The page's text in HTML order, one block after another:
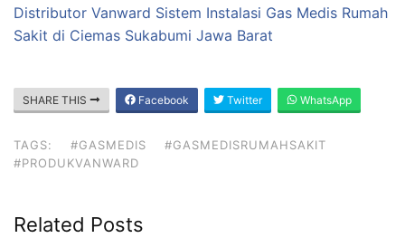
Distributor Vanward Sistem Instalasi Gas Medis Rumah
Sakit di Ciemas Sukabumi Jawa Barat
SHARE THIS Facebook Twitter WhatsApp
TAGS: #GASMEDIS
#GASMEDISRUMAHSAKIT
#PRODUKVANWARD
Related Posts